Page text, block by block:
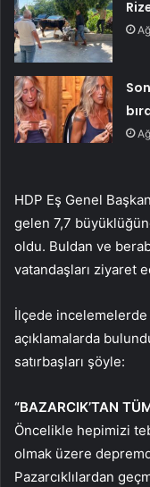
HDP Eş Genel
gelen 7,7
oldu. Buldan ve
vatandaşları ziyaret
İlçede incelemelerde
açıklamalarda
satırbaşları şöyle:
“BAZARCIK’TAN
Öncelikle hepimizi
olmak üzere
Pazarcıklılardan